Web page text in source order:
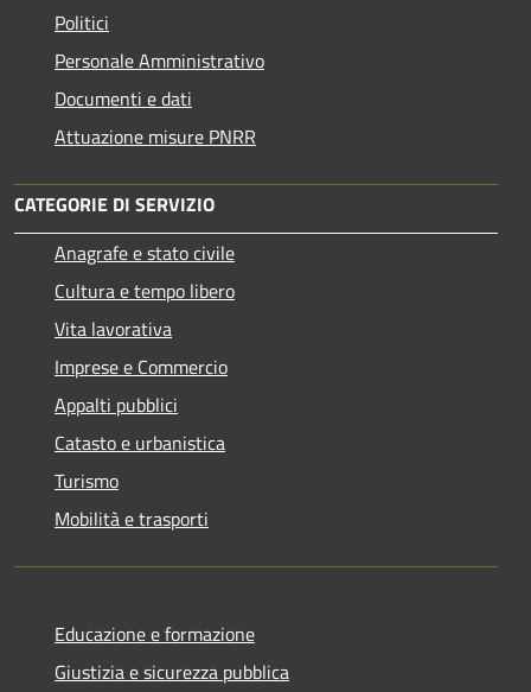
Politici
Personale Amministrativo
Documenti e dati
Attuazione misure PNRR
CATEGORIE DI SERVIZIO
Anagrafe e stato civile
Cultura e tempo libero
Vita lavorativa
Imprese e Commercio
Appalti pubblici
Catasto e urbanistica
Turismo
Mobilità e trasporti
Educazione e formazione
Giustizia e sicurezza pubblica